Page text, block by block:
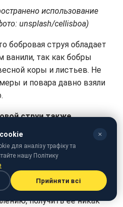
использование
unsplash/cellisboa)
бобровая струя обладает
так как бобры
коры и листьев. Не
и повара давно взяли
струи также
ароматизатором".
его используют в качестве
ванили, реже – как
вкуса.
бобровой струи довольно
получить ее никак
✕
для аналізу трафіку та
нашу Політику
Прийняти всі